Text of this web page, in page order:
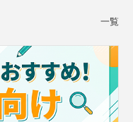
一覧